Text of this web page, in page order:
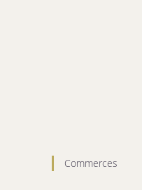
Commerces